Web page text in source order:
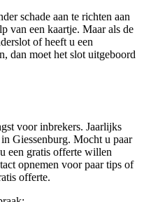
schade aan te richten aan
van een kaartje. Maar als de
of heeft u een
dan moet het slot uitgeboord
voor inbrekers. Jaarlijks
Giessenburg. Mocht u paar
een gratis offerte willen
opnemen voor paar tips of
offerte.